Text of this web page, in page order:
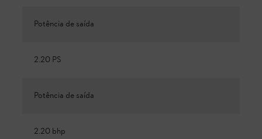
Potência de saída
2.20 PS
Potência de saída
2.20 bhp